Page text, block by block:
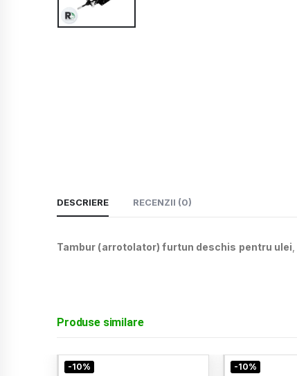
DESCRIERE RECENZII (0)
Tambur (arrotolator) furtun deschis pentru ulei
Produse similare
-10% -10%